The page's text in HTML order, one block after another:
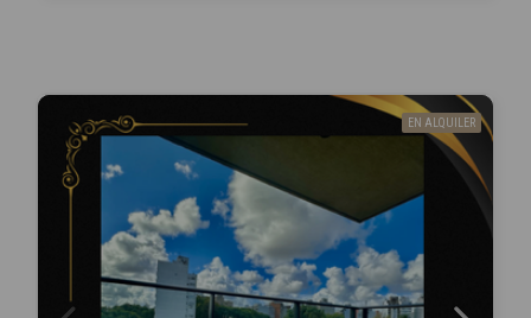
EN ALQUILER